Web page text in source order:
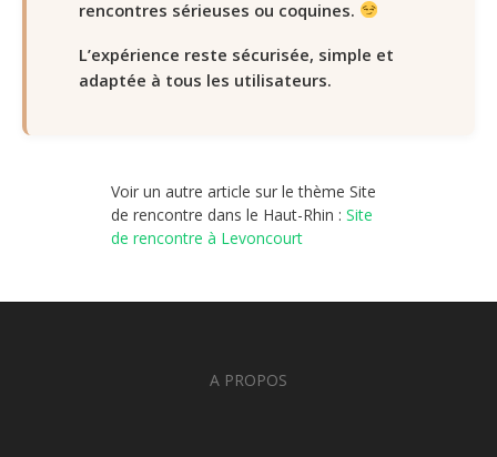
rencontres sérieuses ou coquines.
L’expérience reste sécurisée, simple et
adaptée à tous les utilisateurs.
Voir un autre article sur le thème Site
de rencontre dans le Haut-Rhin : Site
de rencontre à Levoncourt
A PROPOS